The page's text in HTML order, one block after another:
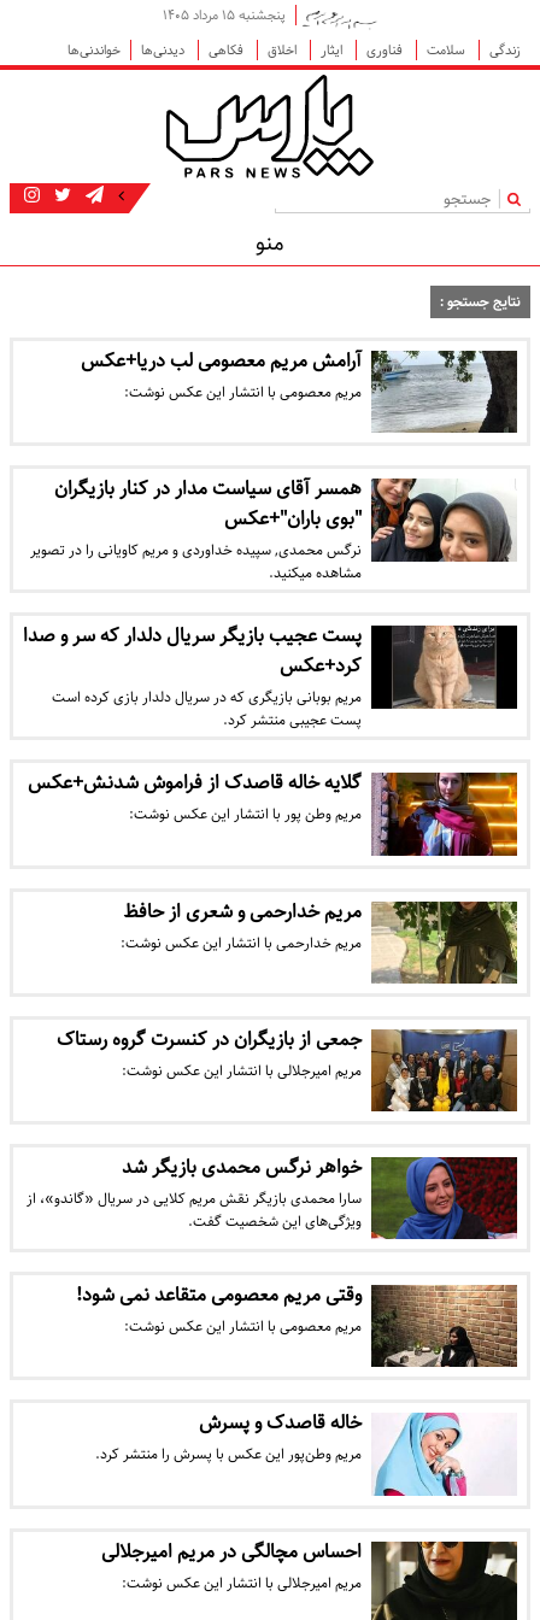
پنجشنبه ۱۵ مرداد ۱۴۰۵
زندگی
سلامت فناوری ایثار اخلاق فکاهی دیدنی‌ها خواندنی‌ها
|
منو
نتایج جستجو :
آرامش مریم معصومی لب دریا+عکس
مریم معصومی با انتشار این عکس نوشت:
همسر آقای سیاست مدار در کنار بازیگران
"بوی باران"+عکس
نرگس محمدی, سپیده خداوردی و مریم کاویانی را در تصویر
مشاهده میکنید.
پست عجیب بازیگر سریال دلدار که سر و صدا
کرد+عکس
مریم بوبانی بازیگری که در سریال دلدار بازی کرده است
پست عجیبی منتشر کرد.
گلایه خاله قاصدک از فراموش شدنش+عکس
مریم وطن پور با انتشار این عکس نوشت:
مریم خدارحمی و شعری از حافظ
مریم خدارحمی با انتشار این عکس نوشت:
جمعی از بازیگران در کنسرت گروه رستاک
مریم امیرجلالی با انتشار این عکس نوشت:
خواهر نرگس محمدی بازیگر شد
سارا محمدی بازیگر نقش مریم کلایی در سریال «گاندو»، از
ویژگی‌های این شخصیت گفت.
وقتی مریم معصومی متقاعد نمی شود!
مریم معصومی با انتشار این عکس نوشت:
خاله قاصدک و پسرش
مریم وطن‌پور این عکس با پسرش را منتشر کرد.
احساس مچالگی در مریم امیرجلالی
مریم امیرجلالی با انتشار این عکس نوشت: